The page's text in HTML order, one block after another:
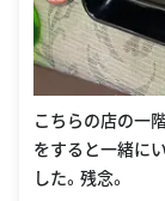
こちらの店の一
をすると一緒に
した。残念。